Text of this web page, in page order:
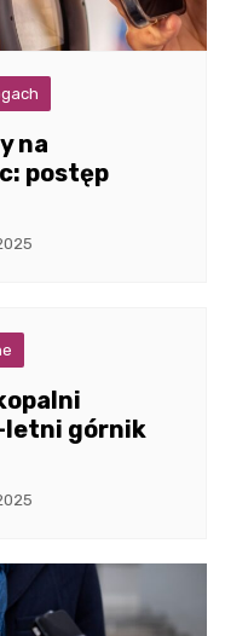
na
postęp
letni górnik